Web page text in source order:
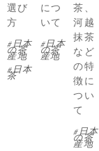
選び
方
日本
の茶
産地
日本
茶
につ
いて
日本
の茶
産地
茶、
河越
抹茶
など
の特
徴に
つい
て
日本
の茶
産地